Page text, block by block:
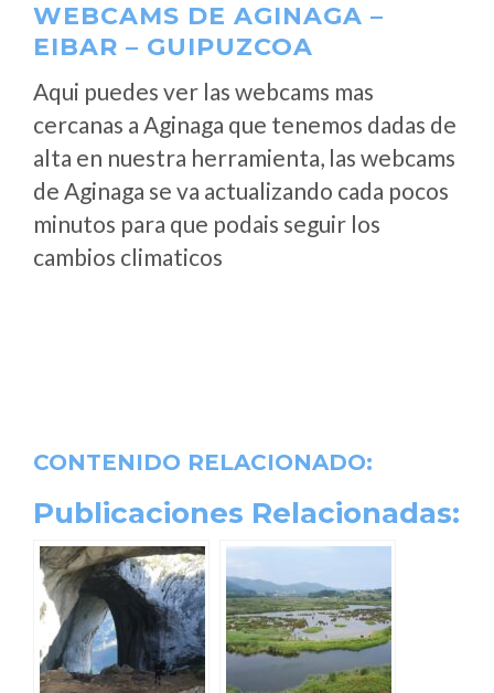
WEBCAMS DE AGINAGA –
EIBAR – GUIPUZCOA
Aqui puedes ver las webcams mas
cercanas a Aginaga que tenemos dadas de
alta en nuestra herramienta, las webcams
de Aginaga se va actualizando cada pocos
minutos para que podais seguir los
cambios climaticos
CONTENIDO RELACIONADO:
Publicaciones Relacionadas: